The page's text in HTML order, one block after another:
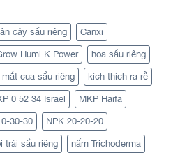
cây sầu riêng Canxi
Humi K Power hoa sầu riêng
mắt cua sầu riêng kích thích ra rễ
0 52 34 Israel MKP Haifa
30-30 NPK 20-20-20
trái sầu riêng nấm Trichoderma